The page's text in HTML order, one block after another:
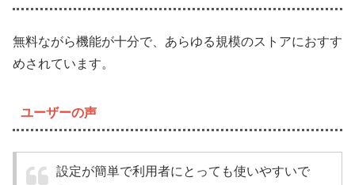
無料ながら機能が十分で、あらゆる規模のストアにおすす
めされています。
ユーザーの声
設定が簡単で利用者にとっても使いやすいで